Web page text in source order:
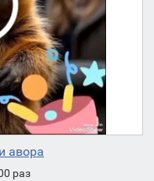
авора
раз